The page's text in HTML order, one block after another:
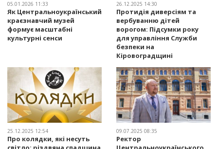
05.01.2026 11:33
Як Центральноукраїнський
краєзнавчий музей
формує масштабні
культурні сенси
26.12.2025 14:30
Протидія диверсіям та
вербуванню дітей
ворогом: Підсумки року
для управління Служби
безпеки на
Кіровоградщині
25.12.2025 12:54
Про колядки, які несуть
09.07.2025 08:35
Ректор